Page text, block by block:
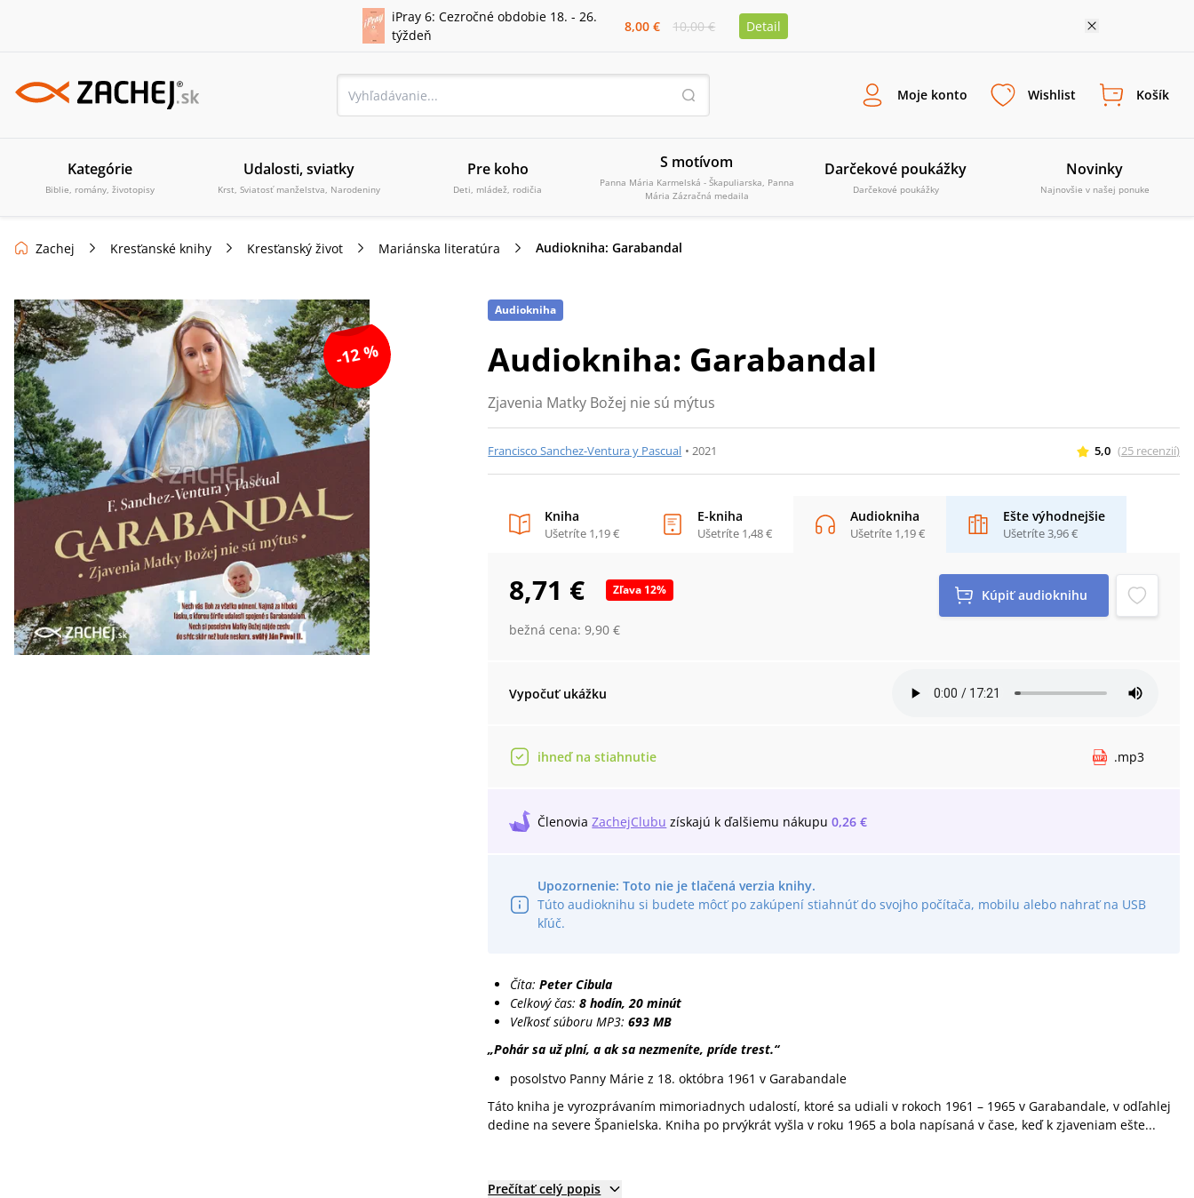
iPray 6: Cezročné obdobie 18. - 26.
týždeň
8,00 € 10,00 € Detail
Moje konto Wishlist Košík
Kategórie
Biblie, romány, životopisy
Udalosti, sviatky
Krst, Sviatosť manželstva, Narodeniny
Pre koho
Deti, mládež, rodičia
S motívom
Panna Mária Karmelská - Škapuliarska, Panna
Mária Zázračná medaila
Darčekové poukážky
Darčekové poukážky
Novinky
Najnovšie v našej ponuke
Zachej Kresťanské knihy Kresťanský život Mariánska literatúra Audiokniha: Garabandal
-12 %
Audiokniha
Audiokniha: Garabandal
Zjavenia Matky Božej nie sú mýtus
Francisco Sanchez-Ventura y Pascual •2021 5,0 (25 recenzií)
Kniha
Ušetríte 1,19 €
E-kniha
Ušetríte 1,48 €
Audiokniha
Ušetríte 1,19 €
Ešte výhodnejšie
Ušetríte3,96 €
8,71 € Zľava 12%
bežná cena:9,90 €
Kúpiťaudioknihu
Vypočuť ukážku
ihneď na stiahnutie .mp3
Členovia ZachejClubu získajú k ďalšiemu nákupu 0,26 €
Upozornenie: Toto nie je tlačená verzia knihy.
Túto audioknihu si budete môcť po zakúpení stiahnúť do svojho počítača, mobilu alebo nahrať na USB
kľúč.
Číta:Peter Cibula
Celkový čas:8 hodín, 20 minút
Veľkosť súboru MP3:693 MB
„Pohár sa už plní, a ak sa nezmeníte, príde trest.“
posolstvo Panny Márie z 18. októbra 1961 v Garabandale
Táto kniha je vyrozprávaním mimoriadnych udalostí, ktoré sa udiali v rokoch 1961 – 1965 v Garabandale, v odľahlej
dedine na severe Španielska. Kniha po prvýkrát vyšla v roku 1965 a bola napísaná v čase, keď k zjaveniam ešte...
Prečítať celý popis